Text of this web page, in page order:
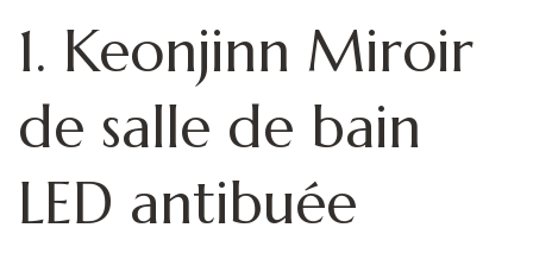
1. Keonjinn Miroir
de salle de bain
LED antibuée